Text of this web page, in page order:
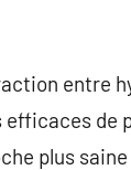
entre
de
plus